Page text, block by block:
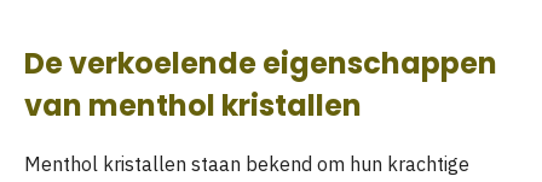
De verkoelende eigenschappen
van menthol kristallen
Menthol kristallen staan bekend om hun krachtige